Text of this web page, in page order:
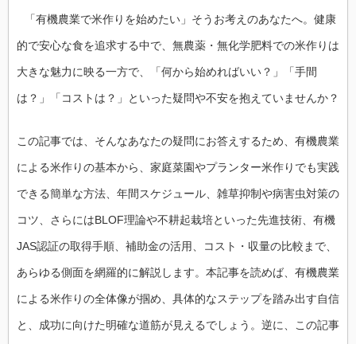
「有機農業で米作りを始めたい」そうお考えのあなたへ。健康
的で安心な食を追求する中で、無農薬・無化学肥料での米作りは
大きな魅力に映る一方で、「何から始めればいい？」「手間
は？」「コストは？」といった疑問や不安を抱えていませんか？
この記事では、そんなあなたの疑問にお答えするため、有機農業
による米作りの基本から、家庭菜園やプランター米作りでも実践
できる簡単な方法、年間スケジュール、雑草抑制や病害虫対策の
コツ、さらにはBLOF理論や不耕起栽培といった先進技術、有機
JAS認証の取得手順、補助金の活用、コスト・収量の比較まで、
あらゆる側面を網羅的に解説します。本記事を読めば、有機農業
による米作りの全体像が掴め、具体的なステップを踏み出す自信
と、成功に向けた明確な道筋が見えるでしょう。逆に、この記事